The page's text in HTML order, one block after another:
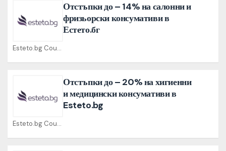
Esteto.bg Coupons
Отстъпки до – 14% на салонни и
фризьорски консумативи в
Естето.бг
Esteto.bg Coupons
Отстъпки до – 20% на хигиенни
и медицински консумативи в
Esteto.bg